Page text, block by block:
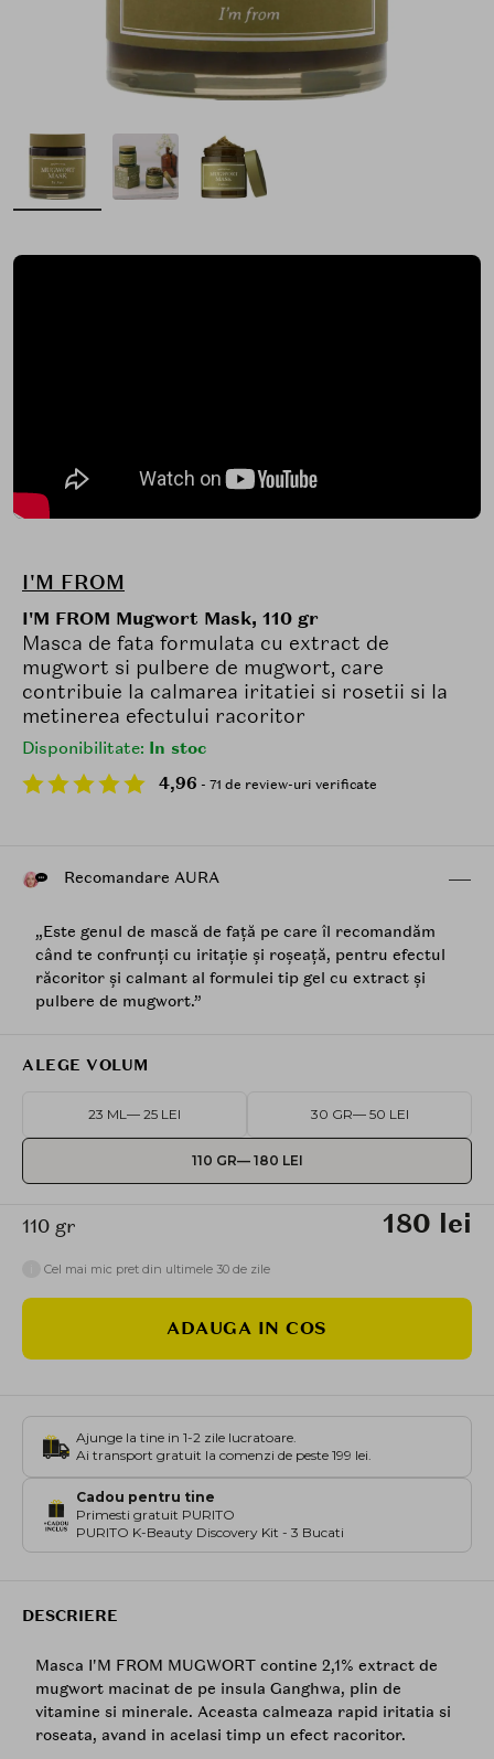
I'M FROM
I'M FROM Mugwort Mask, 110 gr
Masca de fata formulata cu extract de
mugwort si pulbere de mugwort, care
contribuie la calmarea iritatiei si rosetii si la
metinerea efectului racoritor
Disponibilitate: In stoc
4,96 - 71 de review-uri verificate
Recomandare AURA
„Este genul de mască de față pe care îl recomandăm
când te confrunți cu iritație și roșeață, pentru efectul
răcoritor și calmant al formulei tip gel cu extract și
pulbere de mugwort.”
ALEGE VOLUM
23 ML— 25 LEI 30 GR— 50 LEI
110 GR— 180 LEI
110 gr 180 lei
Cel mai mic pret din ultimele 30 de zile
ADAUGA IN COS
Ajunge la tine in 1-2 zile lucratoare.
Ai transport gratuit la comenzi de peste 199 lei.
Cadou pentru tine
Primesti gratuit PURITO
PURITO K-Beauty Discovery Kit - 3 Bucati
DESCRIERE
Masca I'M FROM MUGWORT contine 2,1% extract de
mugwort macinat de pe insula Ganghwa, plin de
vitamine si minerale. Aceasta calmeaza rapid iritatia si
roseata, avand in acelasi timp un efect racoritor.